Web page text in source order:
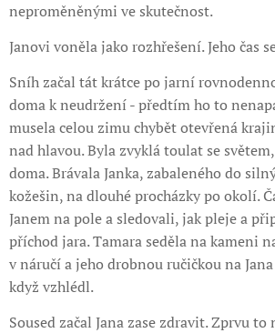
neproměněnými ve skutečnost.
Janovi voněla jako rozhřešení. Jeho čas
Sníh začal tát krátce po jarní
doma k neudržení - předtím ho to
musela celou zimu chybět otevřená
nad hlavou. Byla zvyklá toulat se
doma. Brávala Janka, zabaleného do
kožešin, na dlouhé procházky po okolí.
Janem na pole a sledovali, jak pleje a
příchod jara. Tamara seděla na kameni
v náručí a jeho drobnou ručičkou na
když vzhlédl.
Soused začal Jana zase zdravit. Zprvu to